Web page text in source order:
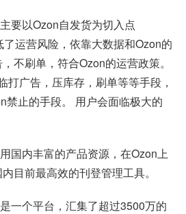
要以Ozon自发货为切入点
了运营风险，依靠大数据和Ozon的
不刷单，符合Ozon的运营政策。
打广告，压库存，刷单等等手段，
禁止的手段。 用户会面临极大的
国内丰富的产品资源，在Ozon上
目前最高效的刊登管理工具。
一个平台，汇集了超过3500万的